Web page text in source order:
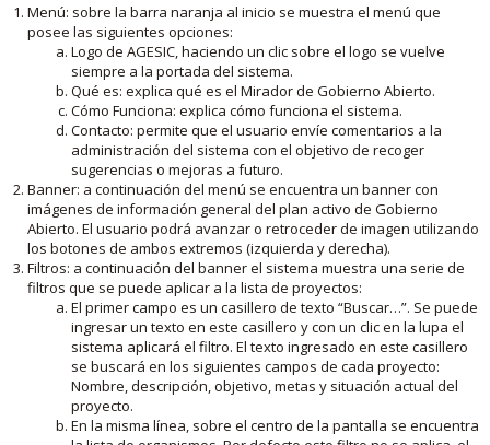
Menú: sobre la barra naranja al inicio se muestra el menú que
posee las siguientes opciones:
Logo de AGESIC, haciendo un clic sobre el logo se vuelve
siempre a la portada del sistema.
Qué es: explica qué es el Mirador de Gobierno Abierto.
Cómo Funciona: explica cómo funciona el sistema.
Contacto: permite que el usuario envíe comentarios a la
administración del sistema con el objetivo de recoger
sugerencias o mejoras a futuro.
Banner: a continuación del menú se encuentra un banner con
imágenes de información general del plan activo de Gobierno
Abierto. El usuario podrá avanzar o retroceder de imagen utilizando
los botones de ambos extremos (izquierda y derecha).
Filtros: a continuación del banner el sistema muestra una serie de
filtros que se puede aplicar a la lista de proyectos:
El primer campo es un casillero de texto “Buscar…”. Se puede
ingresar un texto en este casillero y con un clic en la lupa el
sistema aplicará el filtro. El texto ingresado en este casillero
se buscará en los siguientes campos de cada proyecto:
Nombre, descripción, objetivo, metas y situación actual del
proyecto.
En la misma línea, sobre el centro de la pantalla se encuentra